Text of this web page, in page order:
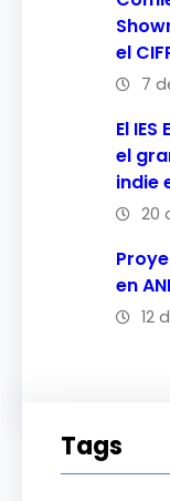
el
7
El
el
indie
20
en
12
Tags